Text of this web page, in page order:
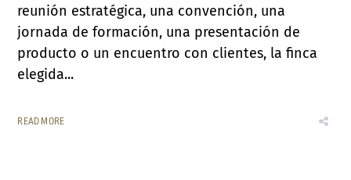
reunión estratégica, una convención, una
jornada de formación, una presentación de
producto o un encuentro con clientes, la finca
elegida...
READ MORE